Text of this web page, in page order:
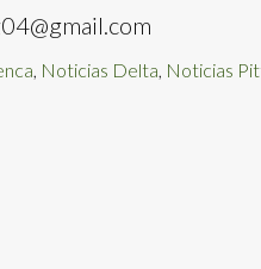
, Noticias Delta, Noticias